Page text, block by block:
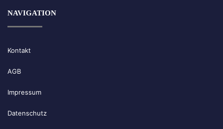
NAVIGATION
Kontakt
AGB
Impressum
Datenschutz